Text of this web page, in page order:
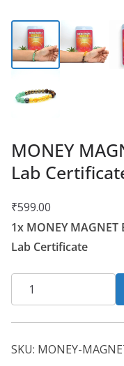
MONEY
Lab
₹599.00
1x MONEY
Lab Certificate
SKU: MONEY-